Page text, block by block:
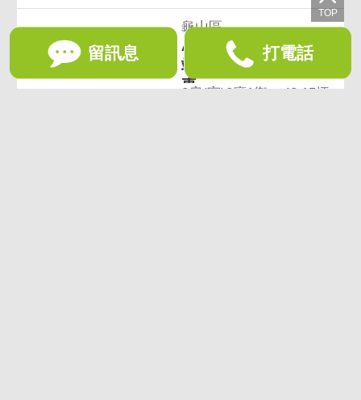
龜山區
A7機場捷運-體育大學
站【皇翔歡喜城】2房
車
2房(室)2廳1衛 42.15坪
留訊息 打電話